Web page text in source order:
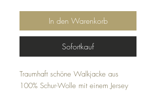
In den Warenkorb
Sofortkauf
Traumhaft schöne Walkjacke aus
100% Schur-Wolle mit einem Jersey